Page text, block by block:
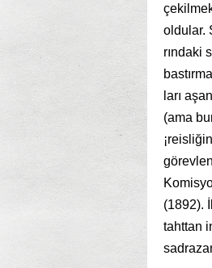
oldular.
rındaki
ları
(ama
(1892).
tahttan